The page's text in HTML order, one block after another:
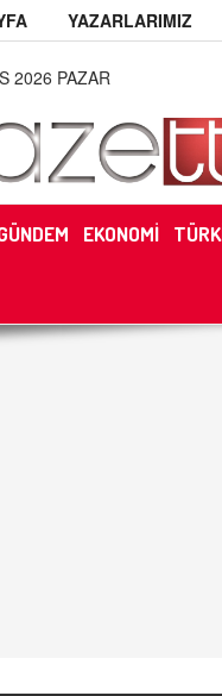
YAZARLARIMIZ
2026 PAZAR
EKONOMİ